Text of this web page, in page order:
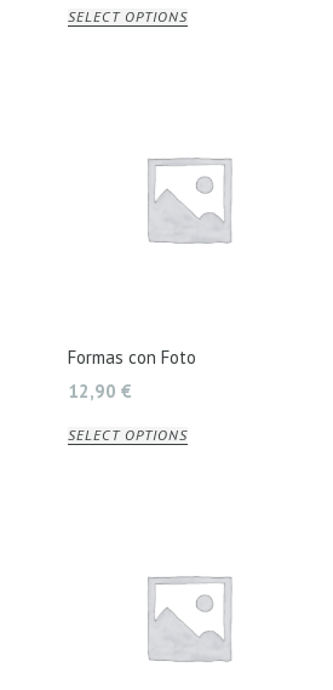
SELECT OPTIONS
Formas con Foto
12,90 €
SELECT OPTIONS